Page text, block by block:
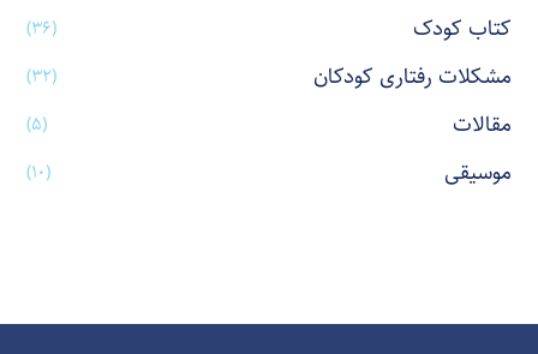
کتاب کودک (۳۶)
مشکلات رفتاری کودکان (۳۲)
مقالات (۵)
موسیقی (۱۰)